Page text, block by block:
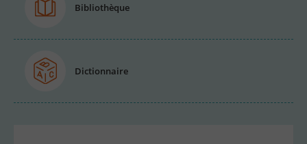
Bibliothèque
Dictionnaire